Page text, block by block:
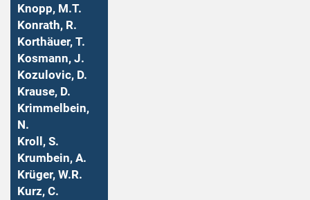
Knopp, M.T.
Konrath, R.
Korthäuer, T.
Kosmann, J.
Kozulovic, D.
Krause, D.
Krimmelbein,
N.
Kroll, S.
Krumbein, A.
Krüger, W.R.
Kurz, C.